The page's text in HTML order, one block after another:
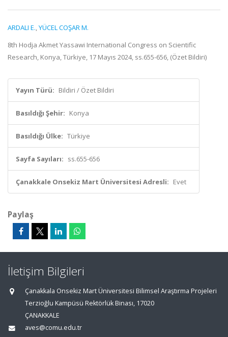
ARDALI E.,YÜCEL COŞAR M.
8th Hodja Akmet Yassawi International Congress on Scientific
Research, Konya, Türkiye, 17 Mayıs 2024, ss.655-656, (Özet Bildiri)
Yayın Türü: Bildiri / Özet Bildiri
Basıldığı Şehir: Konya
Basıldığı Ülke: Türkiye
Sayfa Sayıları: ss.655-656
Çanakkale Onsekiz Mart Üniversitesi Adresli: Evet
Paylaş
İletişim Bilgileri
Çanakkala Onsekiz Mart Üniversitesi Bilimsel Araştırma Projeleri
Terzioğlu Kampüsü Rektörlük Binası, 17020
ÇANAKKALE
aves@comu.edu.tr